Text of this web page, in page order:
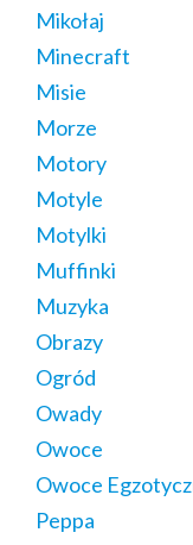
Mikołaj
Minecraft
Misie
Morze
Motory
Motyle
Motylki
Muffinki
Muzyka
Obrazy
Ogród
Owady
Owoce
Owoce
Peppa